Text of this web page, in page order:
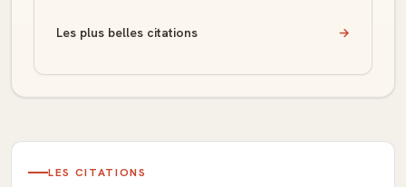
Les plus belles citations →
LES CITATIONS